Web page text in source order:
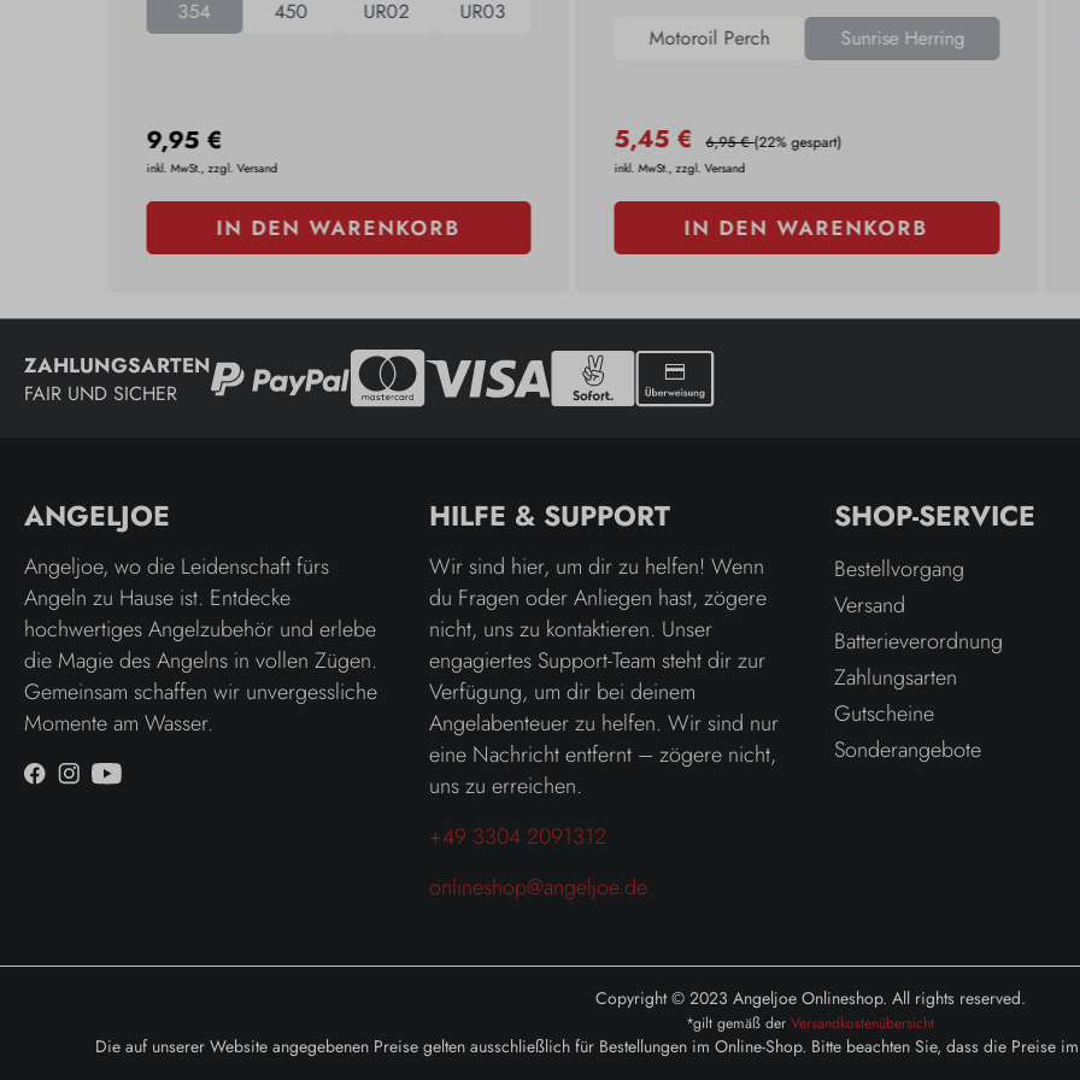
354 450 UR02 UR03
9,95 €
inkl. MwSt., zzgl. Versand
IN DEN WARENKORB
Motoroil Perch Sunrise Herring
5,45 € 6,95 €(22% gespart)
inkl. MwSt., zzgl. Versand
IN DEN WARENKORB
ZAHLUNGSARTEN
FAIR UND SICHER
ANGELJOE
Angeljoe, wo die Leidenschaft fürs
Angeln zu Hause ist. Entdecke
hochwertiges Angelzubehör und erlebe
die Magie des Angelns in vollen Zügen.
Gemeinsam schaffen wir unvergessliche
Momente am Wasser.
HILFE & SUPPORT
Wir sind hier, um dir zu helfen! Wenn
du Fragen oder Anliegen hast, zögere
nicht, uns zu kontaktieren. Unser
engagiertes Support-Team steht dir zur
Verfügung, um dir bei deinem
Angelabenteuer zu helfen. Wir sind nur
eine Nachricht entfernt – zögere nicht,
uns zu erreichen.
+49 3304 2091312
onlineshop@angeljoe.de
SHOP-SERVICE
Bestellvorgang
Versand
Batterieverordnung
Zahlungsarten
Gutscheine
Sonderangebote
Copyright © 2023 Angeljoe Onlineshop. All rights reserved.
*gilt gemäß der Versandkostenübersicht
Die auf unserer Website angegebenen Preise gelten ausschließlich für Bestellungen im Online-Shop. Bitte beachten Sie, dass die Preise